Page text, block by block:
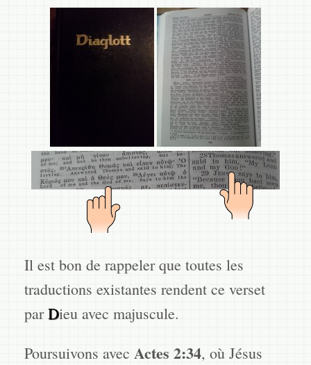
Il est bon de rappeler que toutes les
traductions existantes rendent ce verset
parDieu avec majuscule.
Poursuivons avecActes 2:34, où Jésus